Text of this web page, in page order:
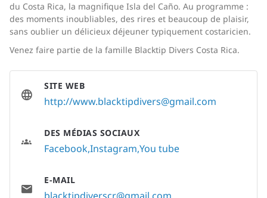
du Costa Rica, la magnifique Isla del Caño. Au programme :
des moments inoubliables, des rires et beaucoup de plaisir,
sans oublier un délicieux déjeuner typiquement costaricien.
Venez faire partie de la famille Blacktip Divers Costa Rica.
SITE WEB
http://www.blacktipdivers@gmail.com
DES MÉDIAS SOCIAUX
FacebookInstagram You tube
E-MAIL